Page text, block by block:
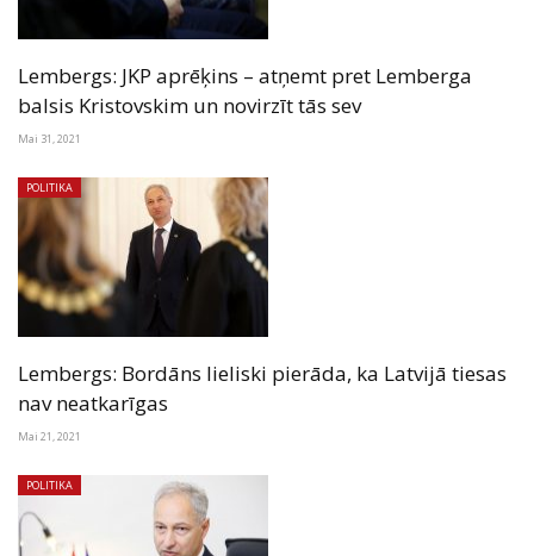
Lembergs: JKP aprēķins – atņemt pret Lemberga
balsis Kristovskim un novirzīt tās sev
Mai 31, 2021
POLITIKA
Lembergs: Bordāns lieliski pierāda, ka Latvijā tiesas
nav neatkarīgas
Mai 21, 2021
POLITIKA